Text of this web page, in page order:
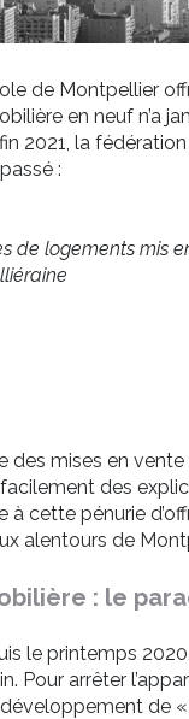
de Montpellier
en neuf n’a
2021, la
:
de logements mis
des mises en
des
cette pénurie
alentours de
: le
le printemps
Pour arrêter
de